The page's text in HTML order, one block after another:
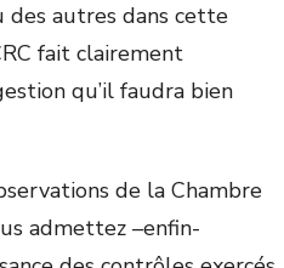
des autres dans cette
fait clairement
qu’il faudra bien
de la Chambre
admettez –enfin-